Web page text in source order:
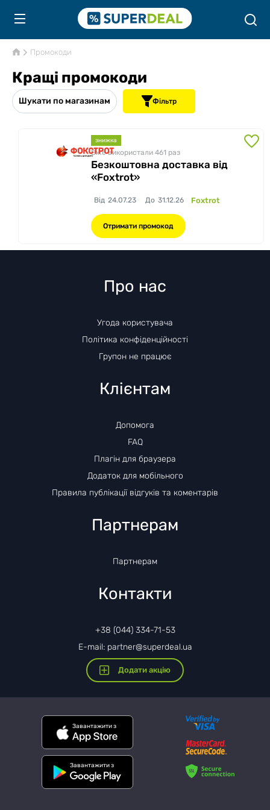
Промокоди
Кращі промокоди
Шукати по магазинам Фільтр
знижка
Вже використали 461 раз
Безкоштовна доставка від
«Foxtrot»
Від 24.07.23 До 31.12.26 Foxtrot
Отримати промокод
Про нас
Угода користувача
Політика конфіденційності
Групон не працює
Клієнтам
Допомога
FAQ
Плагін для браузера
Додаток для мобільного
Правила публікації відгуків та коментарів
Партнерам
Партнерам
Контакти
+38 (044) 334-71-53
E-mail: partner@superdeal.ua
Додати акцію
Завантажити з
Завантажити з